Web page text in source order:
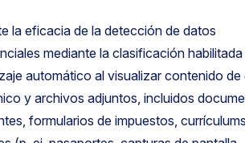
la eficacia de la detección de datos
mediante la clasificación
automático al visualizar contenido de
y archivos adjuntos, incluidos
formularios de impuestos,